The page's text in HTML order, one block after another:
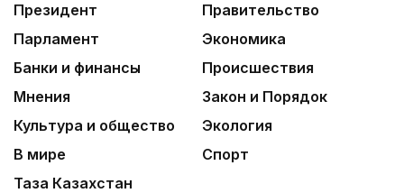
Президент
Правительство
Парламент
Экономика
Банки и финансы
Происшествия
Мнения
Закон и Порядок
Культура и общество
Экология
В мире
Спорт
Таза Казахстан